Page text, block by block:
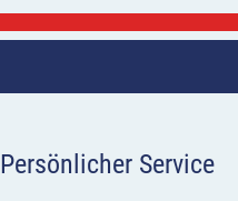
Persönlicher Service